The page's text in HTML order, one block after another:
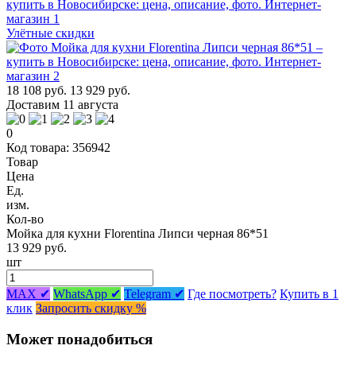
Улётные скидки
18 108 руб. 13 929 руб.
Доставим 11 августа
0
Код товара: 356942
Товар
Цена
Ед.
изм.
Кол-во
Мойка для кухни Florentina Липси черная 86*51
13 929 руб.
шт
MAX ✔ WhatsApp ✔ Telegram ✔ Где посмотреть? Купить в 1
клик Запросить скидку %
Может понадобиться